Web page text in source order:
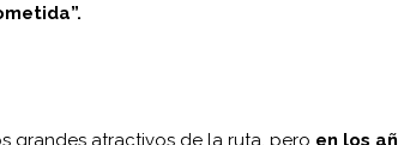
grandes atractivos de la ruta, pero en los